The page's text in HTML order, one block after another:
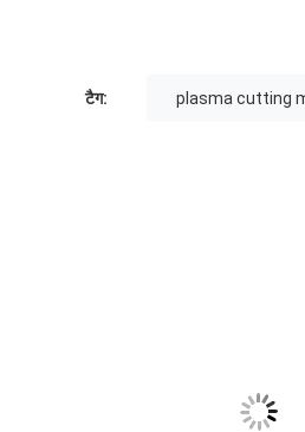
टैग: plasma cutting